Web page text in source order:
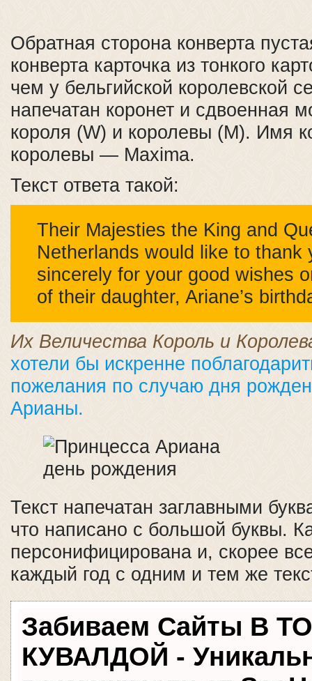
Обратная сторона конверта
конверта карточка из тонкого
чем у бельгийской королевской
напечатан коронет и сдвоенная
короля (W) и королевы (M). Имя
королевы — Maxima.
Текст ответа такой:
Their Majesties the King and
Netherlands would like to thank
sincerely for your good wishes
of their daughter, Ariane’s
Их Величества Король и
хотели бы искренне
пожелания по случаю дня
Арианы.
Текст напечатан заглавными
что написано с большой буквы.
персонифицирована и, скорее
каждый год с одним и тем же
Забиваем Сайты В
КУВАЛДОЙ -